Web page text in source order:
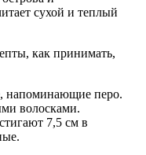
сухой и теплый
напоминающие перо.
волосками.
7,5 см в